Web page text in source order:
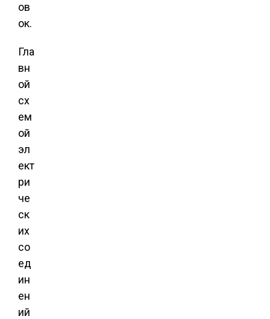
ов
ок.
Гла
вн
ой
сх
ем
ой
эл
ект
ри
че
ск
их
со
ед
ин
ен
ий